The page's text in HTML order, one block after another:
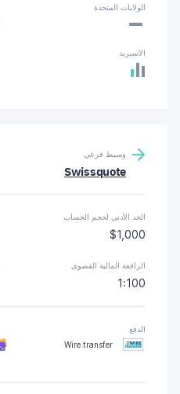
الولايات المتحدة
-
الاسبريد
وسيط فرعي
Swissquote
الحد الأدنى لحجم الحساب
$1,000
الرافعة المالية القصوى
1:100
الدفع
Wire transfer